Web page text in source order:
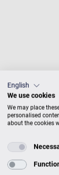
English
We use cookies
We may place
personalised
about the cookies